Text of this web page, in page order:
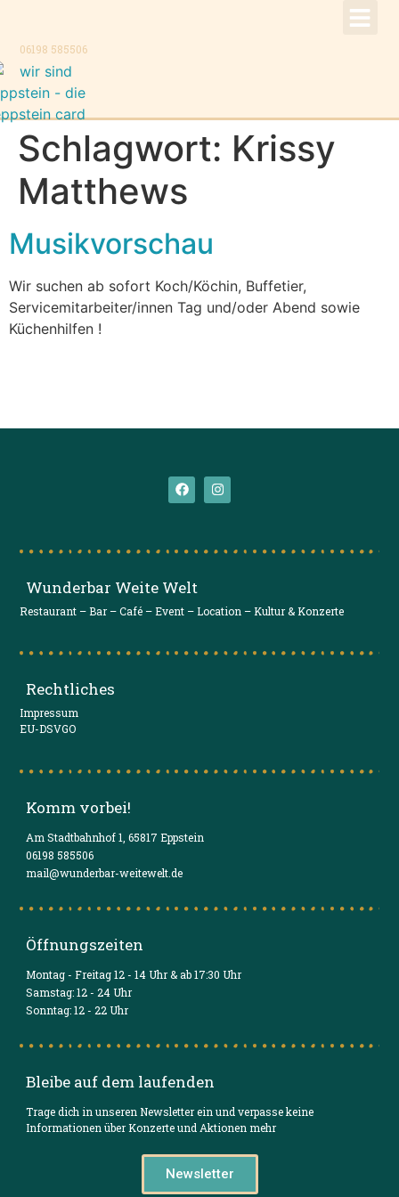
06198 585506
Schlagwort: Krissy
Matthews
Musikvorschau
Wir suchen ab sofort Koch/Köchin, Buffetier,
Servicemitarbeiter/innen Tag und/oder Abend sowie
Küchenhilfen !
Wunderbar Weite Welt
Restaurant – Bar – Café – Event – Location – Kultur & Konzerte
Rechtliches
Impressum
EU-DSVGO
Komm vorbei!
Am Stadtbahnhof 1, 65817 Eppstein
06198 585506
mail@wunderbar-weitewelt.de
Öffnungszeiten
Montag - Freitag 12 - 14 Uhr & ab 17:30 Uhr
Samstag: 12 - 24 Uhr
Sonntag: 12 - 22 Uhr
Bleibe auf dem laufenden
Trage dich in unseren Newsletter ein und verpasse keine
Informationen über Konzerte und Aktionen mehr
Newsletter